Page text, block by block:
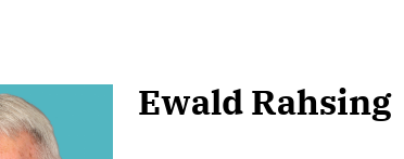
Ewald Rahsing